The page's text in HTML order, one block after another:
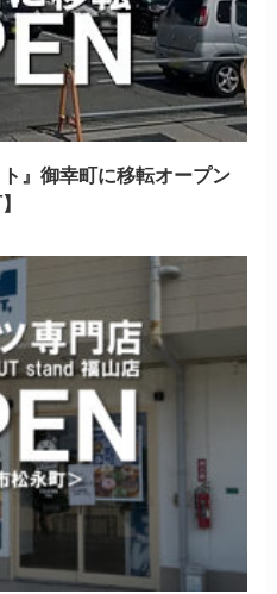
』御幸町に移転オープン